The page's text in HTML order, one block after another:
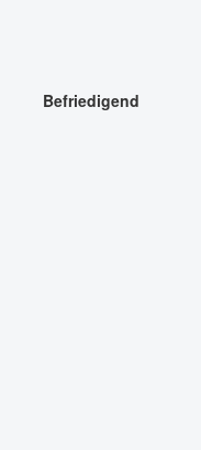
Befriedigend